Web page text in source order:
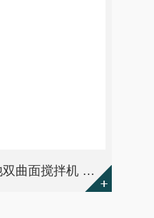
改良A/O生化池双曲面搅拌机 包安装调试